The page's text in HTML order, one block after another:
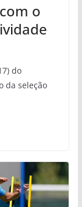
o
do
da seleção